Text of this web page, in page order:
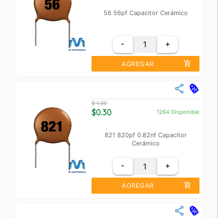
56 56pf Capacitor Cerámico
- +
AGREGAR add_shopping_cart
close
Precio Unidad
+10
+100
$ 1.00
$0.30 1264 Disponible
821 820pf 0.82nf Capacitor
Cerámico
- +
AGREGAR add_shopping_cart
close